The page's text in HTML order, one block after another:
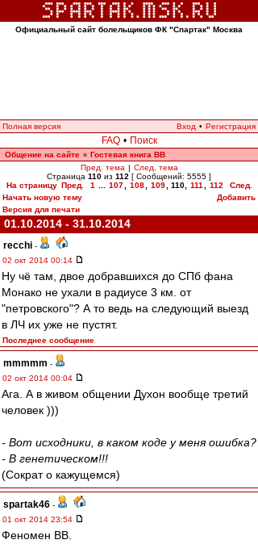
Официальный сайт болельщиков ФК "Спартак" Москва
Полная версия Вход • Регистрация
FAQ • Поиск
Общение на сайте » Гостевая книга ВВ
Пред. тема | След. тема
Страница 110 из 112 [ Сообщений: 5555 ]
На страницу Пред. 1 107 108 109 110, 111 112
След.
Начать новую тему
Добавить
Версия для печати
01.10.2014 - 31.10.2014
recchi -
02 окт 2014 00:14
Ну чё там, двое добравшихся до СПб фана
Монако не ухали в радиусе 3 км. от
"петровского"? А то ведь на следующий выезд
в ЛЧ их уже не пустят.
Последнее сообщение
mmmmm -
02 окт 2014 00:04
Ага. А в живом общении Духон вообще третий
человек )))
- Вот исходники, в каком коде у меня ошибка?
- В генетическом!!!
(Сократ о кажущемся)
spartak46 -
01 окт 2014 23:54
Феномен ВВ.